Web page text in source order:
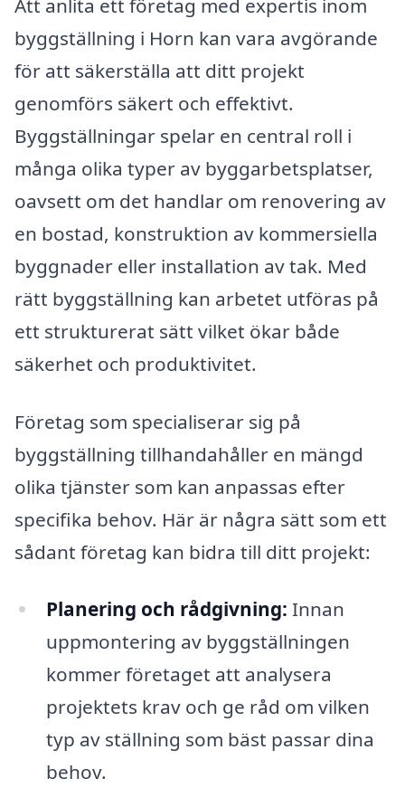
Att anlita ett företag med expertis inom
byggställning i Horn kan vara avgörande
för att säkerställa att ditt projekt
genomförs säkert och effektivt.
Byggställningar spelar en central roll i
många olika typer av byggarbetsplatser,
oavsett om det handlar om renovering av
en bostad, konstruktion av kommersiella
byggnader eller installation av tak. Med
rätt byggställning kan arbetet utföras på
ett strukturerat sätt vilket ökar både
säkerhet och produktivitet.
Företag som specialiserar sig på
byggställning tillhandahåller en mängd
olika tjänster som kan anpassas efter
specifika behov. Här är några sätt som ett
sådant företag kan bidra till ditt projekt:
Planering och rådgivning: Innan
uppmontering av byggställningen
kommer företaget att analysera
projektets krav och ge råd om vilken
typ av ställning som bäst passar dina
behov.